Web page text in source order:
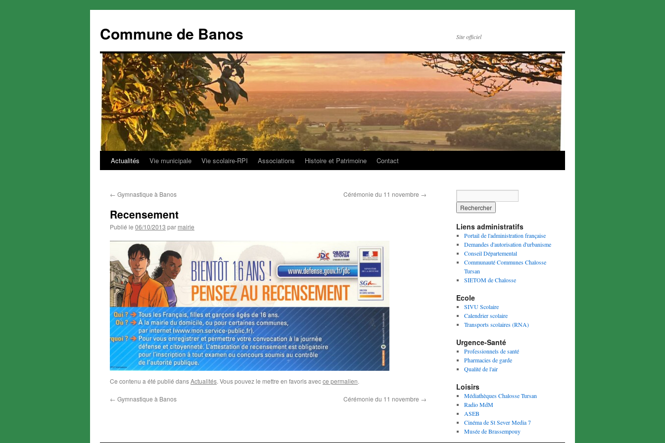
Commune de Banos Site officiel
Aller
contenu
Actualités Vie municipale Vie scolaire-RPI Associations Histoire et Patrimoine Contact
← Gymnastique à Banos Cérémonie du 11 novembre →
Recensement
Publié le 06/10/2013 par mairie
Ce contenu a été publié dansActualités. Vous pouvez le mettre en favoris avecce permalien.
← Gymnastique à Banos Cérémonie du 11 novembre →
Liens administratifs
Portail de l'administration française
Demandes d'autorisation d'urbanisme
Conseil Départemental
Communauté Communes Chalosse
Tursan
SIETOM de Chalosse
Ecole
SIVU Scolaire
Calendrier scolaire
Transports scolaires (RNA)
Urgence-Santé
Professionnels de santé
Pharmacies de garde
Qualité de l'air
Loisirs
Médiathèques Chalosse Tursan
Radio MdM
ASEB
Cinéma de St Sever Media 7
Musée de Brassempouy